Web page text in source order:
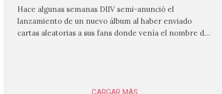
Hace algunas semanas DIIV semi-anunció el
lanzamiento de un nuevo álbum al haber enviado
cartas aleatorias a sus fans donde venía el nombre de
CARGAR MÁS